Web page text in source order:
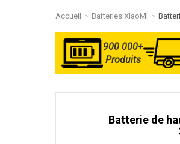
Accueil Batteries XiaoMi
900 000+
Produits
Batterie de